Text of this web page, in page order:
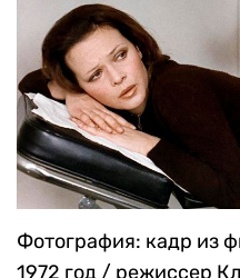
Фотография: кадр из
1972 год / режиссер